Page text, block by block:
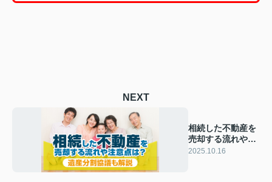
NEXT
相続した不動産を
売却する流れや注
意点は？遺産分割
2025.10.16